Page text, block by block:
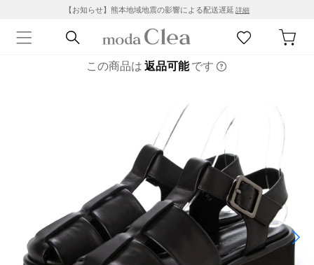
【お知らせ】熊本地域地震の影響による配送遅延 詳細
この商品は 返品可能です